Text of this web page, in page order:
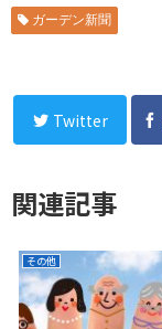
ガーデン新聞
Twitter
関連記事
その他